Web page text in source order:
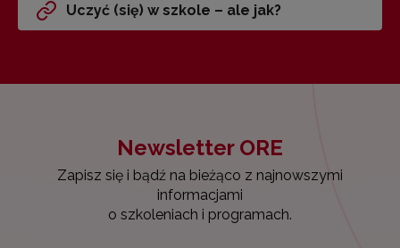
Uczyć (się) w szkole – ale jak?
Newsletter ORE
Zapisz się i bądź na bieżąco z najnowszymi
informacjami
o szkoleniach i programach.